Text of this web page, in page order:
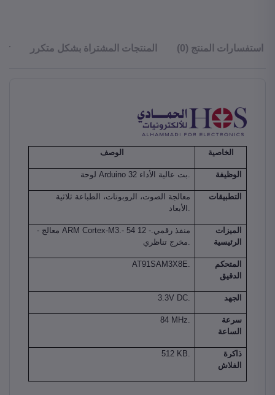
استفسارات المنتج (0) المنتجات المشتراة بشكل متكرر
الخاصية الوصف
الوظيفة
التطبيقات
معالجة الصوت، الروبوتات، الطباعة ثلاثية
الميزات
الرئيسية
- معالج ARM Cortex-M3.- 54 منفذ رقمي.- 12
المتحكم
الدقيق
AT91SAM3X8E.
الجهد 3.3V DC.
سرعة
الساعة
84 MHz.
ذاكرة
الفلاش
512 KB.